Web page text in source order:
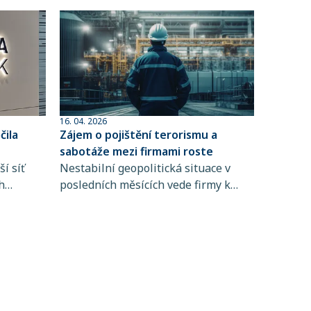
síť
16. 04. 2026
Zájem o pojištění terorismu a
sabotáže mezi firmami roste
Nestabilní geopolitická situace v
posledních měsících vede firmy k